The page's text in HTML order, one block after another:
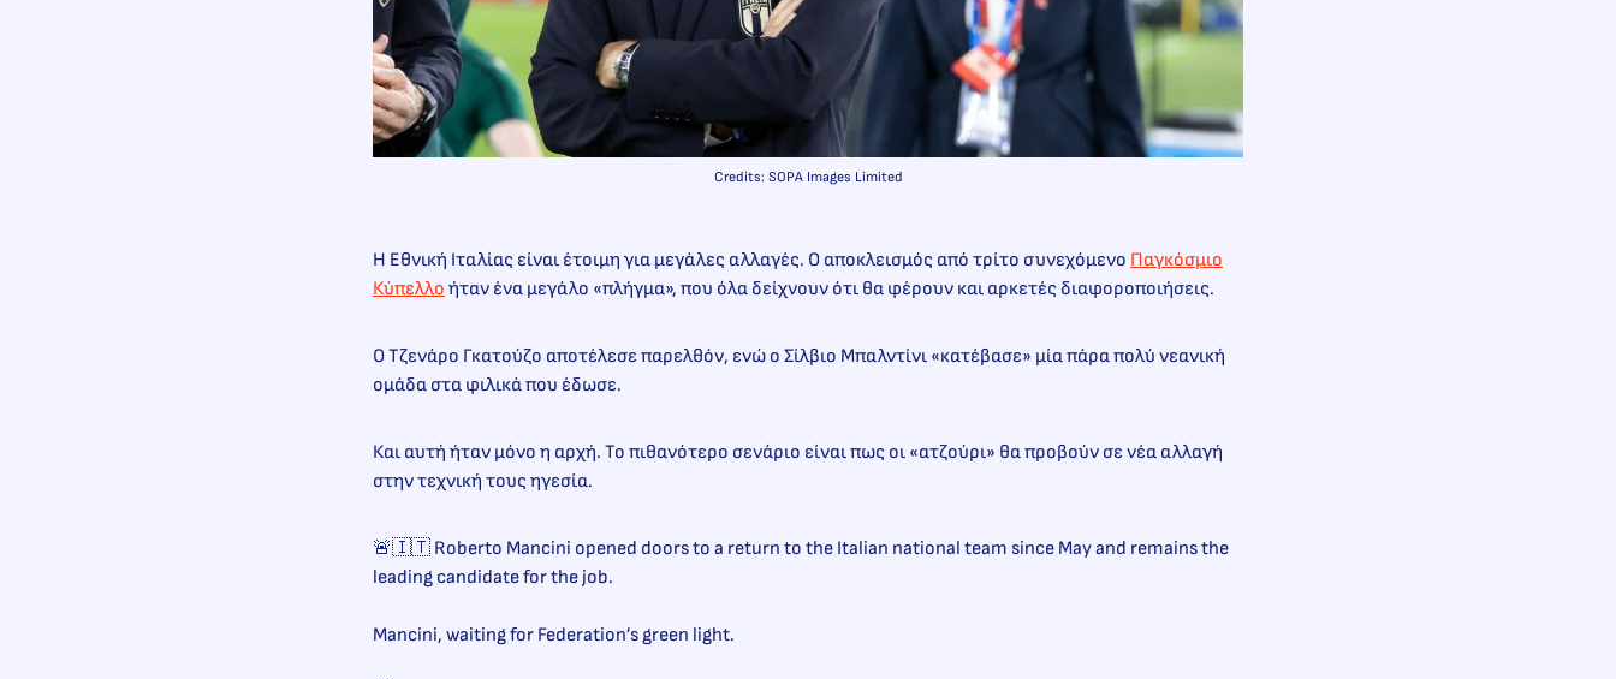
Credits: SOPA Images Limited
Η Εθνική Ιταλίας είναι έτοιμη για μεγάλες αλλαγές. Ο αποκλεισμός από τρίτο συνεχόμενο Παγκόσμιο
Κύπελλο ήταν ένα μεγάλο «πλήγμα», που όλα δείχνουν ότι θα φέρουν και αρκετές διαφοροποιήσεις.
Ο Τζενάρο Γκατούζο αποτέλεσε παρελθόν, ενώ ο Σίλβιο Μπαλντίνι «κατέβασε» μία πάρα πολύ νεανική
ομάδα στα φιλικά που έδωσε.
Και αυτή ήταν μόνο η αρχή. Το πιθανότερο σενάριο είναι πως οι «ατζούρι» θα προβούν σε νέα αλλαγή
στην τεχνική τους ηγεσία.
🚨🇮🇹 Roberto Mancini opened doors to a return to the Italian national team since May and remains the
leading candidate for the job.
Mancini, waiting for Federation’s green light.